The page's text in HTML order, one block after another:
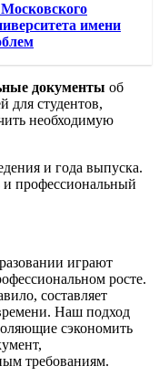
имени
документы об
для студентов,
необходимую
и года выпуска.
профессиональный
играют
росте.
составляет
Наш подход
сэкономить
требованиям.